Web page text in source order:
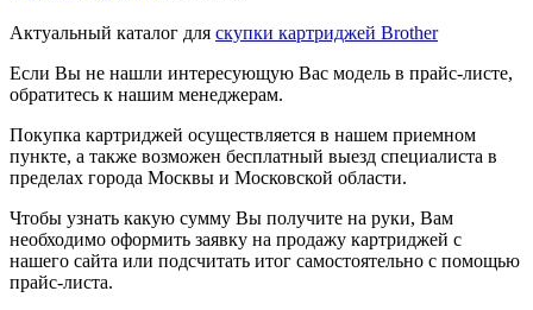
Актуальный каталог для скупки картриджей Brother
Если Вы не нашли интересующую Вас модель в прайс-листе,
обратитесь к нашим менеджерам.
Покупка картриджей осуществляется в нашем приемном
пункте, а также возможен бесплатный выезд специалиста в
пределах города Москвы и Московской области.
Чтобы узнать какую сумму Вы получите на руки, Вам
необходимо оформить заявку на продажу картриджей с
нашего сайта или подсчитать итог самостоятельно с помощью
прайс-листа.